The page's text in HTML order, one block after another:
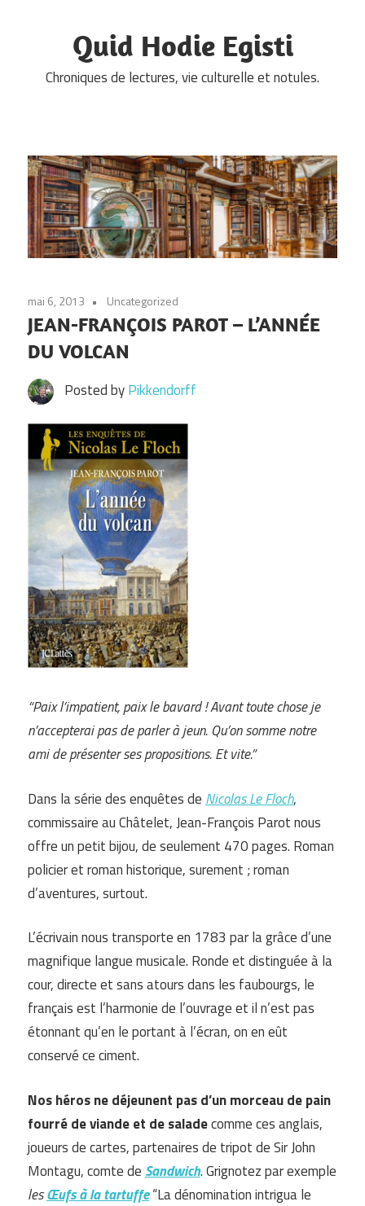
Quid Hodie Egisti
Chroniques de lectures, vie culturelle et notules.
mai 6, 2013 Uncategorized
JEAN-FRANÇOIS PAROT – L’ANNÉE
DU VOLCAN
Posted byPikkendorff
“Paix l’impatient, paix le bavard ! Avant toute chose je
n’accepterai pas de parler à jeun. Qu’on somme notre
ami de présenter ses propositions. Et vite.”
Dans la série des enquêtes de Nicolas Le Floch,
commissaire au Châtelet, Jean-François Parot nous
offre un petit bijou, de seulement 470 pages. Roman
policier et roman historique, surement ; roman
d’aventures, surtout.
L’écrivain nous transporte en 1783 par la grâce d’une
magnifique langue musicale. Ronde et distinguée à la
cour, directe et sans atours dans les faubourgs, le
français est l’harmonie de l’ouvrage et il n’est pas
étonnant qu’en le portant à l’écran, on en eût
conservé ce ciment.
Nos héros ne déjeunent pas d’un morceau de pain
fourré de viande et de saladecomme ces anglais,
joueurs de cartes, partenaires de tripot de Sir John
Montagu, comte de Sandwich. Grignotez par exemple
lesŒufs à la tartuffe“La dénomination intrigua le